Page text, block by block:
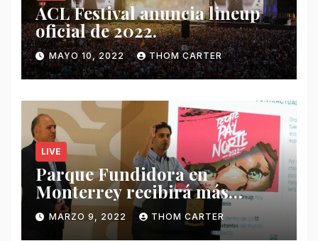
ACL Festival anuncia lineup
oficial de 2022.
MAYO 10, 2022 THOM CARTER
LIVE
Parque Fundidora en
Monterrey recibirá más
ingresos por festivales de
Música.
MARZO 9, 2022 THOM CARTER